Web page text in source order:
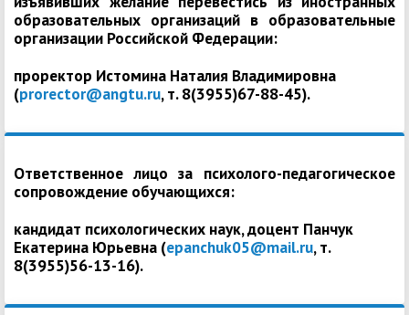
образовательных организаций в образовательные
организации Российской Федерации:
проректор Истомина Наталия Владимировна
(prorector@angtu.ru, т. 8(3955)67-88-45).
Ответственное лицо за психолого-педагогическое
сопровождение обучающихся:
кандидат психологических наук, доцент Панчук
Екатерина Юрьевна (epanchuk05@mail.ru, т.
8(3955)56-13-16).